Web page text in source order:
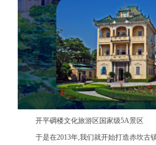
开平碉楼文化旅游区国家级5A景区
于是在2013年,我们就开始打造赤坎古